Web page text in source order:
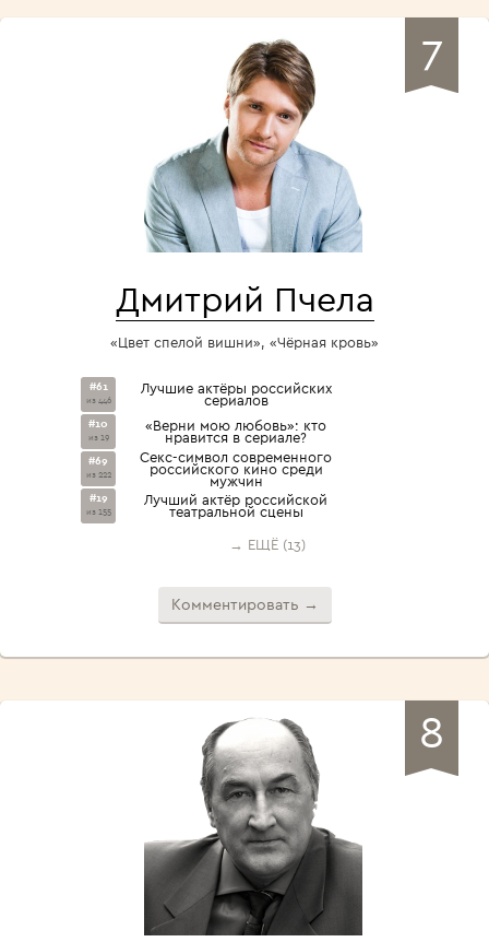
7
Дмитрий Пчела
«Цвет спелой вишни», «Чёрная кровь»
#61
из 446
Лучшие актёры российских
сериалов
#10
из 19
«Верни мою любовь»: кто
нравится в сериале?
#69
из 222
Секс-символ современного
российского кино среди
мужчин
#19
из 155
Лучший актёр российской
театральной сцены
→ ЕЩЁ (13)
Комментировать →
8